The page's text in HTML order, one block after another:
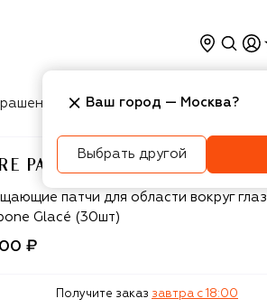
Косметика Интерьер
PARIS
Paris патчи для области вокруг глаз
Glacé (30шт)
₽
Получите заказ завтра c 18:00
Ваш город — Москва?
Выбрать другой